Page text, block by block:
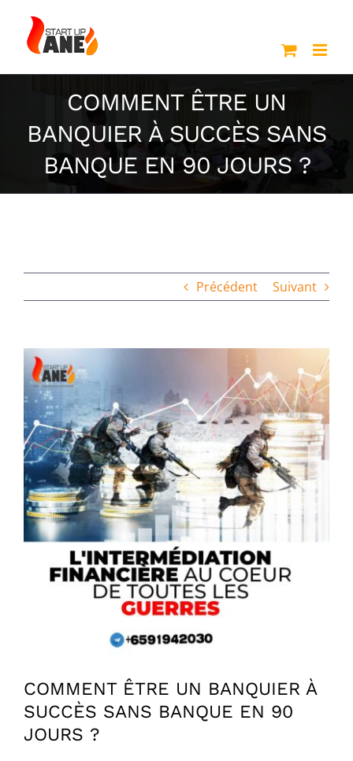
contenu
COMMENT ÊTRE UN
BANQUIER À SUCCÈS SANS
BANQUE EN 90 JOURS ?
Précédent Suivant
Voir
l'image
agrandie
COMMENT ÊTRE UN BANQUIER À
SUCCÈS SANS BANQUE EN 90
JOURS ?